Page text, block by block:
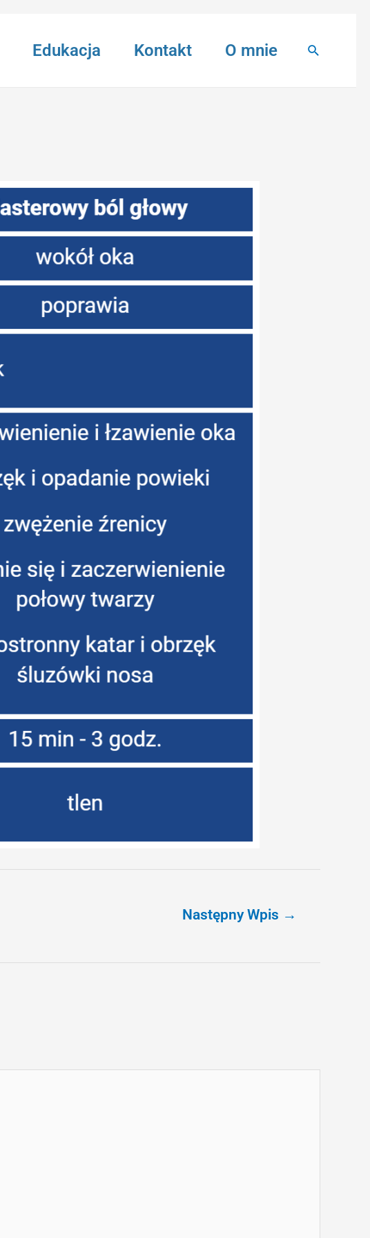
Edukacja Kontakt O mnie Search
Następny Wpis →